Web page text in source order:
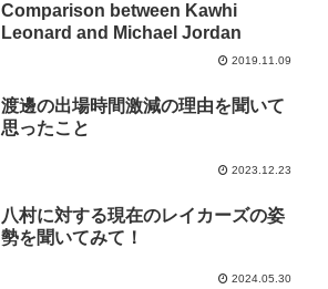
Comparison between Kawhi
Leonard and Michael Jordan
2019.11.09
渡邊の出場時間激減の理由を聞いて
思ったこと
2023.12.23
八村に対する現在のレイカーズの姿
勢を聞いてみて！
2024.05.30